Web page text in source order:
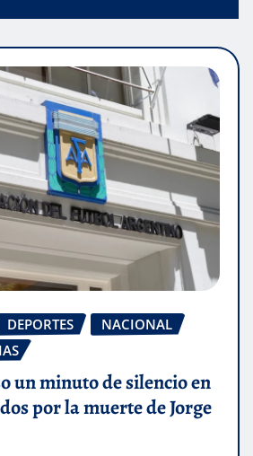
DEPORTES
NACIONAL
un minuto de silencio en
por la muerte de Jorge